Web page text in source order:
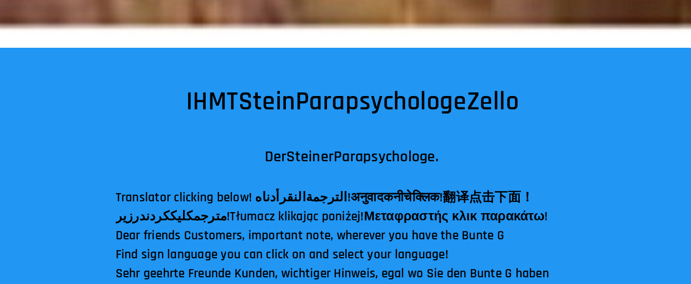
IHMTSteinParapsychologeZello
DerSteinerParapsychologe.
Translator clicking below! الترجمةالنقرأدناه !अनुवादकनीचेक्लिक!翻译点击下面！
مترجمکلیککردندرزیر
!Tłumacz klikając poniżej!Μεταφραστής κλικ παρακάτω!
Dear friends Customers, important note, wherever you have the Bunte G
Find sign language you can click on and select your language!
Sehr geehrte Freunde Kunden, wichtiger Hinweis, egal wo Sie den Bunte G haben